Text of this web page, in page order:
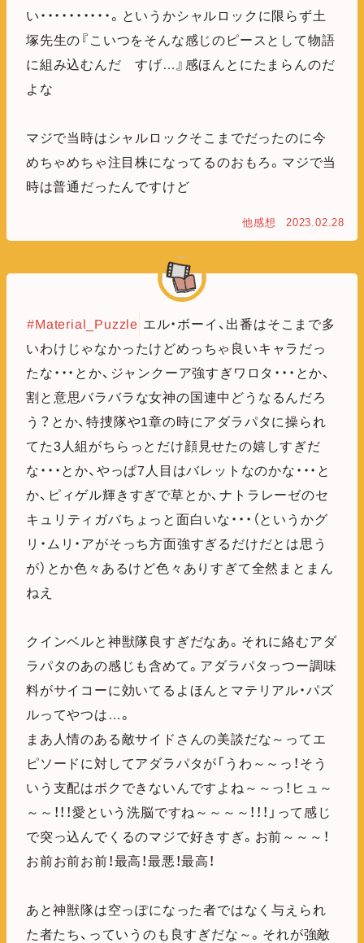
い・・・・・・・・・・。というかシャルロックに限らず土
塚先生の『こいつをそんな感じのピースとして物語
に組み込むんだ すげ…』感ほんとにたまらんのだ
よな
マジで当時はシャルロックそこまでだったのに今
めちゃめちゃ注目株になってるのおもろ。マジで当
時は普通だったんですけど
他感想 2023.02.28
#Material_Puzzle エル・ボーイ、出番はそこまで多
いわけじゃなかったけどめっちゃ良いキャラだっ
たな・・・とか、ジャンクーア強すぎワロタ・・・とか、
割と意思バラバラな女神の国連中どうなるんだろ
う？とか、特捜隊や1章の時にアダラパタに操られ
てた3人組がちらっとだけ顔見せたの嬉しすぎだ
な・・・とか、やっぱ7人目はバレットなのかな・・・と
か、ピィゲル輝きすぎで草とか、ナトラレーゼのセ
キュリティガバちょっと面白いな・・・（というかグ
リ・ムリ・アがそっち方面強すぎるだけだとは思う
が）とか色々あるけど色々ありすぎて全然まとまん
ねえ
クインベルと神獣隊良すぎだなあ。それに絡むアダ
ラパタのあの感じも含めて。アダラパタっつー調味
料がサイコーに効いてるよほんとマテリアル・パズ
ルってやつは…。
まあ人情のある敵サイドさんの美談だな～ってエ
ピソードに対してアダラパタが「うわ～～っ！そう
いう支配はボクできないんですよね～～っ！ヒュ～
～～！！！愛という洗脳ですね～～～～！！！」って感じ
で突っ込んでくるのマジで好きすぎ。お前～～～！
お前お前お前！最高！最悪！最高！
あと神獣隊は空っぽになった者ではなく与えられ
た者たち、っていうのも良すぎだな～。それが強敵